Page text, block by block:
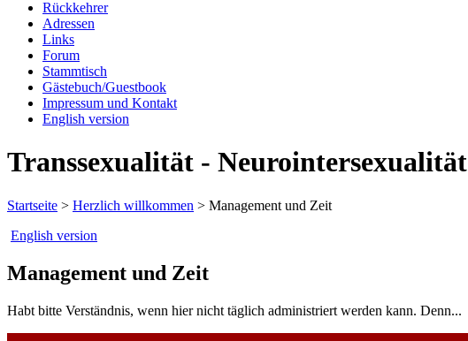
Rückkehrer
Adressen
Links
Forum
Stammtisch
Gästebuch/Guestbook
Impressum und Kontakt
English version
Transsexualität - Neurointersexualität
Startseite > Herzlich willkommen > Management und Zeit
English version
Management und Zeit
Habt bitte Verständnis, wenn hier nicht täglich administriert werden kann. Denn...